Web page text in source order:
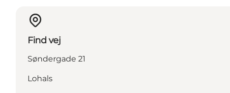
Find vej
Søndergade 21
Lohals